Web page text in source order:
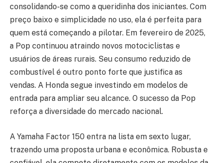
consolidando-se como a queridinha dos iniciantes. Com
preço baixo e simplicidade no uso, ela é perfeita para
quem está começando a pilotar. Em fevereiro de 2025,
a Pop continuou atraindo novos motociclistas e
usuários de áreas rurais. Seu consumo reduzido de
combustível é outro ponto forte que justifica as
vendas. A Honda segue investindo em modelos de
entrada para ampliar seu alcance. O sucesso da Pop
reforça a diversidade do mercado nacional.
A Yamaha Factor 150 entra na lista em sexto lugar,
trazendo uma proposta urbana e econômica. Robusta e